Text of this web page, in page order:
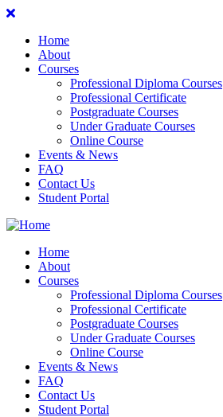
Home
About
Courses
Professional Diploma Courses
Professional Certificate
Postgraduate Courses
Under Graduate Courses
Online Course
Events & News
FAQ
Contact Us
Student Portal
Home
About
Courses
Professional Diploma Courses
Professional Certificate
Postgraduate Courses
Under Graduate Courses
Online Course
Events & News
FAQ
Contact Us
Student Portal